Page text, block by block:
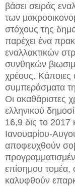
βάσει σειράς
των
στόχους της
παρέχει ένα
εναλλακτικών
συνθηκών
χρέους. Κάποιες
συμπεράσματα
Οι ακαθάριστες
ελληνικού
16,9 δις το 2017
Ιανουαρίου-
αποφευχθούν
επίσημου τομέα,
καλυφθούν